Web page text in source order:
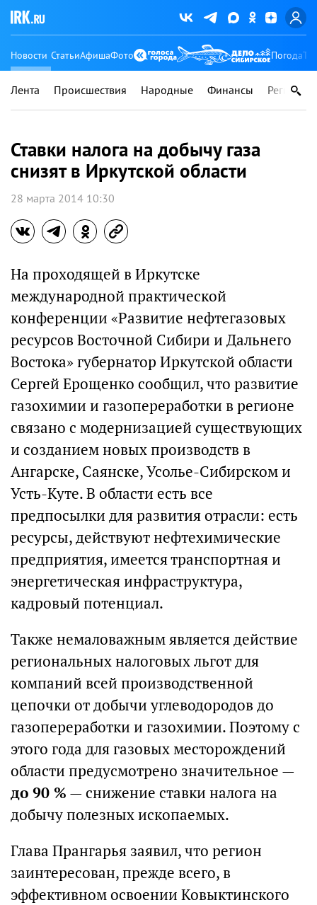
Новости СтатьиАфишаФото Погода
Лента Происшествия Народные Финансы Регионы
Ставки налога на добычу газа
снизят в Иркутской области
28 марта 2014 10:30
На проходящей в Иркутске
международной практической
конференции «Развитие нефтегазовых
ресурсов Восточной Сибири и Дальнего
Востока» губернатор Иркутской области
Сергей Ерощенко сообщил, что развитие
газохимии и газопереработки в регионе
связано с модернизацией существующих
и созданием новых производств в
Ангарске, Саянске, Усолье-Сибирском и
Усть-Куте. В области есть все
предпосылки для развития отрасли: есть
ресурсы, действуют нефтехимические
предприятия, имеется транспортная и
энергетическая инфраструктура,
кадровый потенциал.
Также немаловажным является действие
региональных налоговых льгот для
компаний всей производственной
цепочки от добычи углеводородов до
газопереработки и газохимии. Поэтому с
этого года для газовых месторождений
области предусмотрено значительное —
до 90 % — снижение ставки налога на
добычу полезных ископаемых.
Глава Прангарья заявил, что регион
заинтересован, прежде всего, в
эффективном освоении Ковыктинского